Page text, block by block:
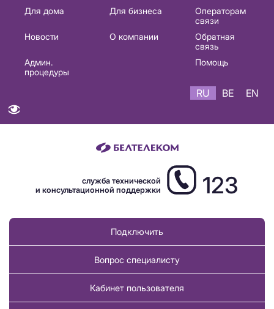
Основная
навигация
Для дома Для бизнеса
Операторам
связи
Новости
О компании
Обратная
связь
Админ.
процедуры
Помощь
RU BE EN
служба технической
и консультационной поддержки
123
Подключить
Вопрос специалисту
Кабинет пользователя